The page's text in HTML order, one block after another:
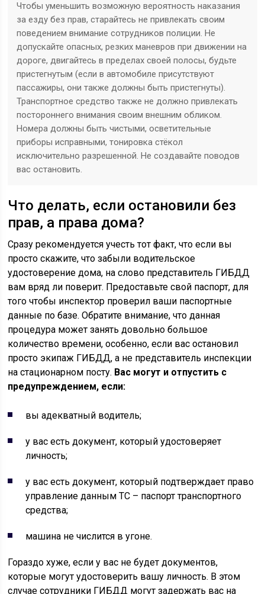
Чтобы уменьшить возможную вероятность наказания
за езду без прав, старайтесь не привлекать своим
поведением внимание сотрудников полиции. Не
допускайте опасных, резких маневров при движении на
дороге, двигайтесь в пределах своей полосы, будьте
пристегнутым (если в автомобиле присутствуют
пассажиры, они также должны быть пристегнуты).
Транспортное средство также не должно привлекать
постороннего внимания своим внешним обликом.
Номера должны быть чистыми, осветительные
приборы исправными, тонировка стёкол
исключительно разрешенной. Не создавайте поводов
вас остановить.
Что делать, если остановили без
прав, а права дома?
Сразу рекомендуется учесть тот факт, что если вы
просто скажите, что забыли водительское
удостоверение дома, на слово представитель ГИБДД
вам вряд ли поверит. Предоставьте свой паспорт, для
того чтобы инспектор проверил ваши паспортные
данные по базе. Обратите внимание, что данная
процедура может занять довольно большое
количество времени, особенно, если вас остановил
просто экипаж ГИБДД, а не представитель инспекции
на стационарном посту. Вас могут и отпустить с
предупреждением, если:
вы адекватный водитель;
у вас есть документ, который удостоверяет
личность;
у вас есть документ, который подтверждает право
управление данным ТС – паспорт транспортного
средства;
машина не числится в угоне.
Гораздо хуже, если у вас не будет документов,
которые могут удостоверить вашу личность. В этом
случае сотрудники ГИБДД могут задержать вас на